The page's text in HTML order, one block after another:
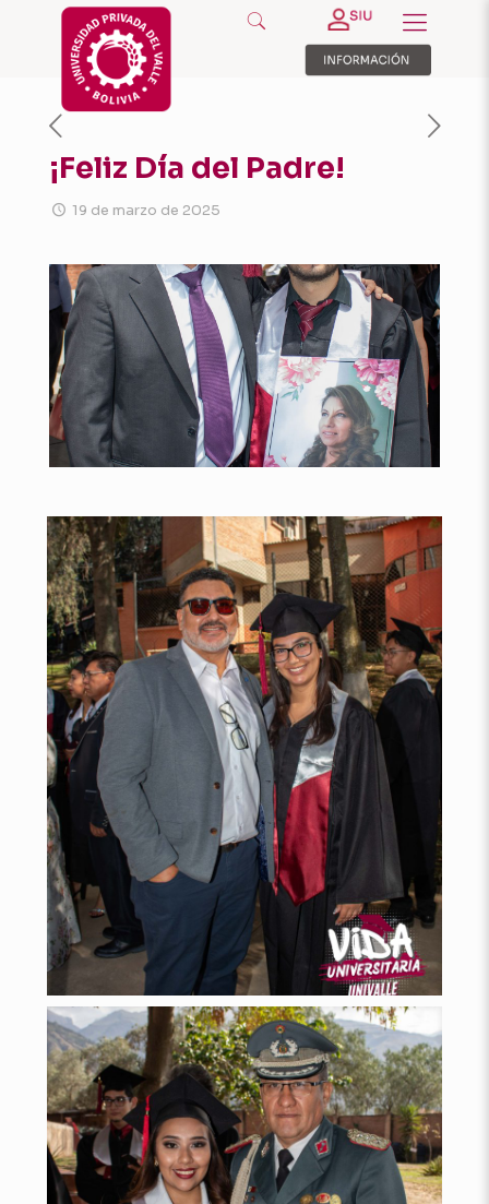
¡Feliz Día del Padre!
19 de marzo de 2025